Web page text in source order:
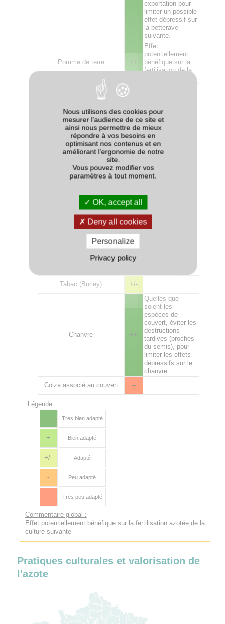
exportation pour
limiter un possible
effet dépressif sur
la betterave
suivante.
Pomme de terre ++
Effet
potentiellement
bénéfique sur la
fertilisation de la
Lin +/-
potentiellement
bénéfique sur la
fertilisation de la
culture suivante :
attention aux
excès de
fibre. Risque de
phytotoxicité de
lin suite à une
de un mois avant
le semis sur un
couvert non
Tabac (Burley) +/-
Chanvre ++
Quelles que
soient les
espèces de
couvert, éviter les
destructions
tardives (proches
du semis), pour
limiter les effets
dépressifs sur le
chanvre.
Colza associé au couvert
--
Légende :
++
Très bien adapté
+ Bien adapté
+/- Adapté
- Peu adapté
-- Très peu adapté
Commentaire global :
Effet potentiellement bénéfique sur la fertilisation azotée de la
culture suivante
Pratiques culturales et valorisation de
l'azote
Nous utilisons des cookies pour
mesurer l’audience de ce site et
ainsi nous permettre de mieux
répondre à vos besoins en
optimisant nos contenus et en
améliorant l’ergonomie de notre
site.
Vous pouvez modifier vos
paramètres à tout moment.
OK, accept all
Deny all cookies
Personalize
Privacy policy